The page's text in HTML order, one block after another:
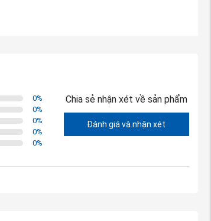
0%
0%
0%
0%
0%
Chia sẻ nhận xét về sản phẩm
Đánh giá và nhận xét